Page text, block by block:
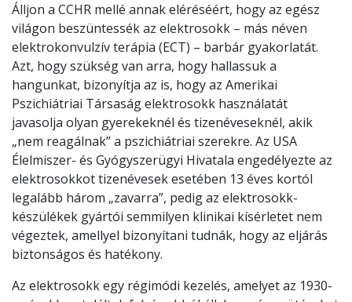
Álljon a CCHR mellé annak eléréséért, hogy az egész
világon beszüntessék az elektrosokk – más néven
elektrokonvulzív terápia (ECT) – barbár gyakorlatát.
Azt, hogy szükség van arra, hogy hallassuk a
hangunkat, bizonyítja az is, hogy az Amerikai
Pszichiátriai Társaság elektrosokk használatát
javasolja olyan gyerekeknél és tizenéveseknél, akik
„nem reagálnak” a pszichiátriai szerekre. Az USA
Élelmiszer- és Gyógyszerügyi Hivatala engedélyezte az
elektrosokkot tizenévesek esetében 13 éves kortól
legalább három „zavarra”, pedig az elektrosokk-
készülékek gyártói semmilyen klinikai kísérletet nem
végeztek, amellyel bizonyítani tudnák, hogy az eljárás
biztonságos és hatékony.
Az elektrosokk egy régimódi kezelés, amelyet az 1930-